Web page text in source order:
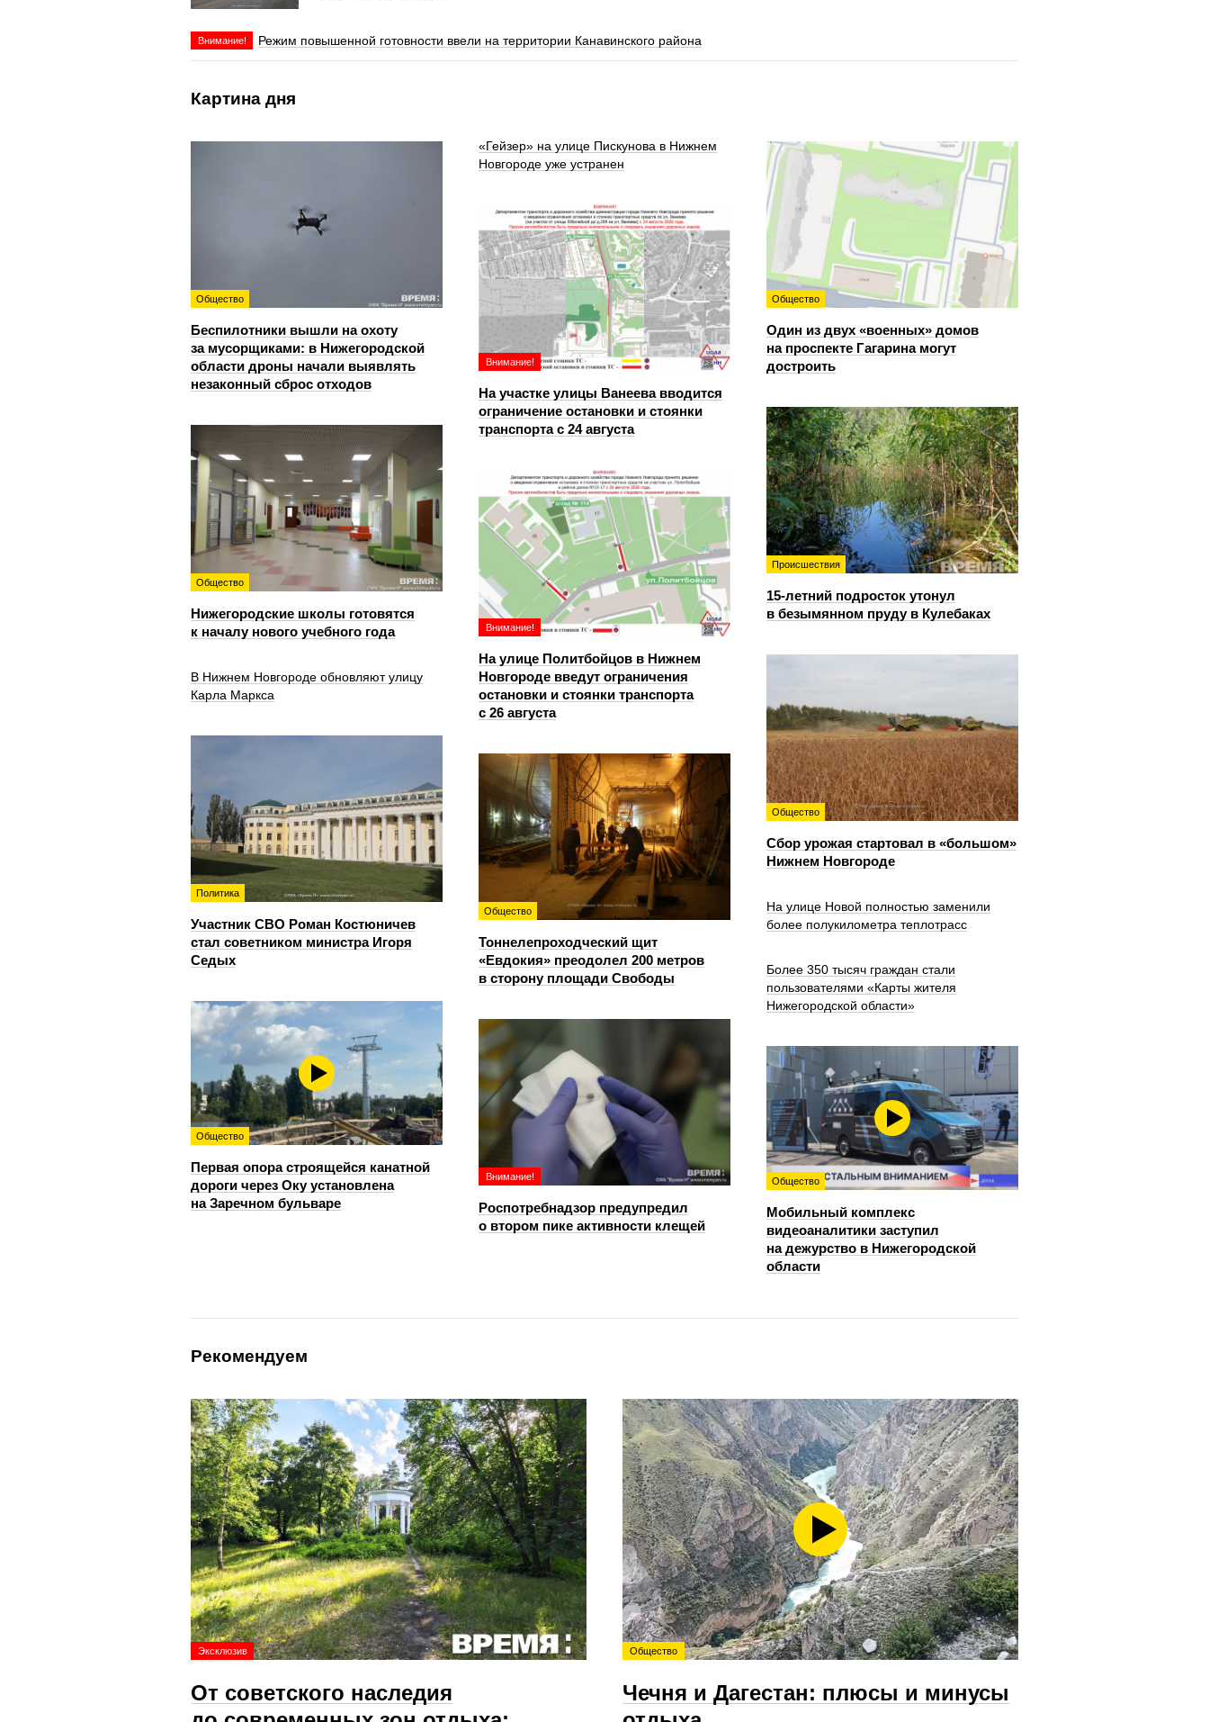
Внимание! Режим повышенной готовности ввели на территории Канавинского района
Картина дня
Общество
Беспилотники вышли на охоту
за мусорщиками: в Нижегородской
области дроны начали выявлять
незаконный сброс отходов
«Гейзер» на улице Пискунова в Нижнем
Новгороде уже устранен
Общество
Один из двух «военных» домов
на проспекте Гагарина могут
достроить
Внимание!
На участке улицы Ванеева вводится
ограничение остановки и стоянки
транспорта с 24 августа
Происшествия
15-летний подросток утонул
в безымянном пруду в Кулебаках
Общество
Нижегородские школы готовятся
к началу нового учебного года
Внимание!
На улице Политбойцов в Нижнем
Новгороде введут ограничения
остановки и стоянки транспорта
с 26 августа
Общество
Сбор урожая стартовал в «большом»
Нижнем Новгороде
В Нижнем Новгороде обновляют улицу
Карла Маркса
Политика
Участник СВО Роман Костюничев
стал советником министра Игоря
Седых
Общество
Тоннелепроходческий щит
«Евдокия» преодолел 200 метров
в сторону площади Свободы
На улице Новой полностью заменили
более полукилометра теплотрасс
Более 350 тысяч граждан стали
пользователями «Карты жителя
Нижегородской области»
Общество
Первая опора строящейся канатной
дороги через Оку установлена
на Заречном бульваре
Внимание!
Роспотребнадзор предупредил
о втором пике активности клещей
Общество
Мобильный комплекс
видеоаналитики заступил
на дежурство в Нижегородской
области
Рекомендуем
Эксклюзив
От советского наследия
Общество
Чечня и Дагестан: плюсы и минусы